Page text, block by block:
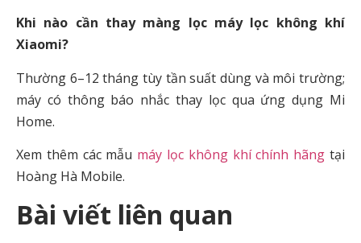
Khi nào cần thay màng lọc máy lọc không khí
Xiaomi?
Thường 6–12 tháng tùy tần suất dùng và môi trường;
máy có thông báo nhắc thay lọc qua ứng dụng Mi
Home.
Xem thêm các mẫu máy lọc không khí chính hãng tại
Hoàng Hà Mobile.
Bài viết liên quan